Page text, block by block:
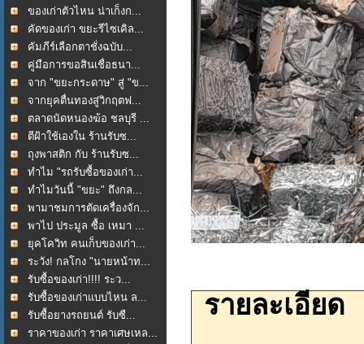
ของเก่าตัวไหน น่าเก็งก...
คัดของเก่า ขยะรีไซเคิล...
คัมภีร์เลือกตาชั่งฉบับ...
คู่มือการขอสินเชื่อธนา...
จาก "ขยะกระดาษ" สู่ "ข...
จากยุคตื่นทองสู่วิกฤตฟ...
ตลาดนัดหนองฆ้อ ชลบุรี ...
ตีฝ้าใช้เองใน ร้านรับซ...
ถุงพาสติก กับ ร้านรับซ...
ทำไม "รถรับซื้อของเก่า...
ทำไมวันนี้ "ขยะ" ถึงกล...
พามาชมการตัดเครื่องจัก...
พาไป ประมูล ซื้อ เหมา ...
ยุคโควิท คนเก็บของเก่า...
ระวัง! กลโกง "นายหน้าท...
รับซื้อของเก่า!!!! ระว...
รับซื้อของเก่าแบบไหน ล...
รับซื้อยางรถยนต์ รับซื...
ราคาของเก่า ราคาเศษเหล...
รายละเอียด